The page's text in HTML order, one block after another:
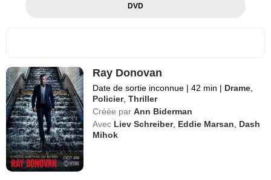
DVD
Ray Donovan
Date de sortie inconnue | 42 min | Drame
Policier,Thriller
Créée par Ann Biderman
Avec Liev Schreiber, Eddie Marsan
Dash
Mihok